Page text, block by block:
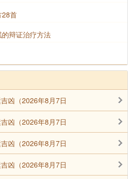
进等方面，
手护持，
意。
心恳切，
28首
辩证治疗方法
凶（2026年8月7日
凶（2026年8月7日
凶（2026年8月7日
凶（2026年8月7日